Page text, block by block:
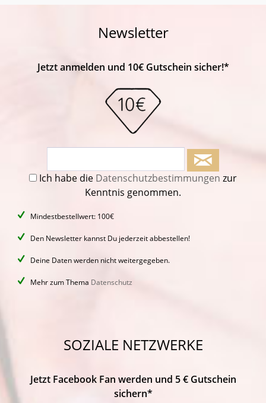
Newsletter
Jetzt anmelden und 10€ Gutschein sicher!*
Ich habe die Datenschutzbestimmungen zur
Kenntnis genommen.
Mindestbestellwert: 100€
Den Newsletter kannst Du jederzeit abbestellen!
Deine Daten werden nicht weitergegeben.
Mehr zum Thema Datenschutz
SOZIALE NETZWERKE
Jetzt Facebook Fan werden und 5 € Gutschein
sichern*